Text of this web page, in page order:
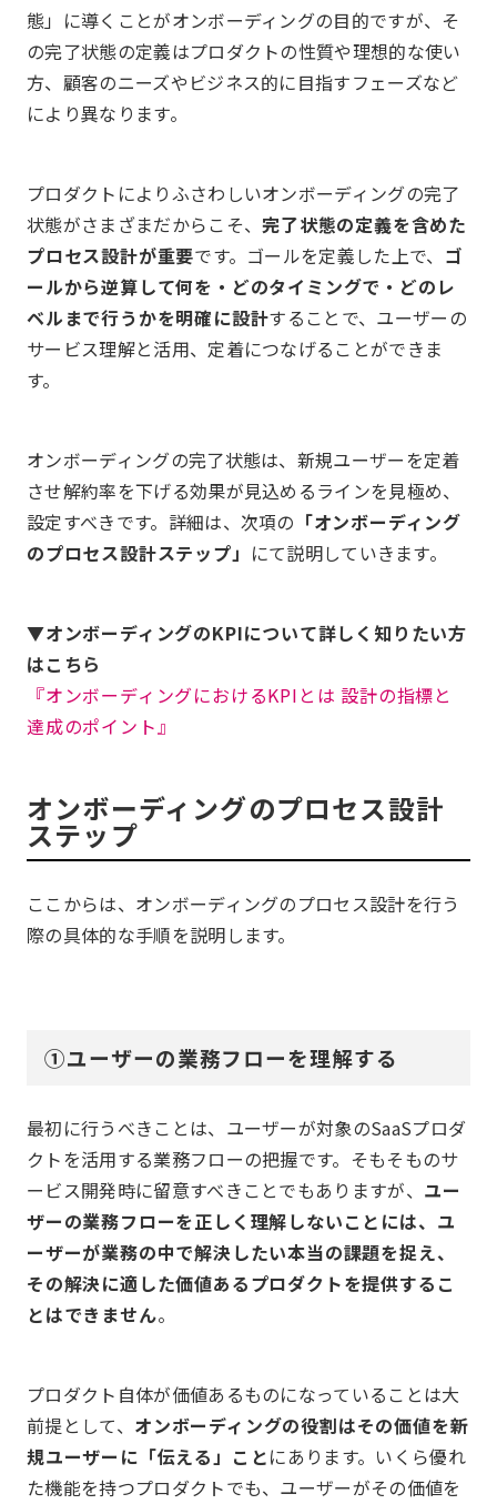
態」に導くことがオンボーディングの目的ですが、そ
の完了状態の定義はプロダクトの性質や理想的な使い
方、顧客のニーズやビジネス的に目指すフェーズなど
により異なります。
プロダクトによりふさわしいオンボーディングの完了
状態がさまざまだからこそ、完了状態の定義を含めた
プロセス設計が重要です。ゴールを定義した上で、 ゴ
ールから逆算して何を・どのタイミングで・どのレ
ベルまで行うかを明確に設計することで、ユーザーの
サービス理解と活用、定着につなげることができま
す。
オンボーディングの完了状態は、新規ユーザーを定着
させ解約率を下げる効果が見込めるラインを見極め、
設定すべきです。詳細は、次項の 「オンボーディング
のプロセス設計ステップ」 にて説明していきます。
▼オンボーディングのKPIについて詳しく知りたい方
はこちら
『オンボーディングにおけるKPIとは 設計の指標と
達成のポイント』
オンボーディングのプロセス設計
ステップ
ここからは、オンボーディングのプロセス設計を行う
際の具体的な手順を説明します。
①ユーザーの業務フローを理解する
最初に行うべきことは、ユーザーが対象のSaaSプロダ
クトを活用する業務フローの把握です。そもそものサ
ービス開発時に留意すべきことでもありますが、 ユー
ザーの業務フローを正しく理解しないことには、ユ
ーザーが業務の中で解決したい本当の課題を捉え、
その解決に適した価値あるプロダクトを提供するこ
とはできません。
プロダクト自体が価値あるものになっていることは大
前提として、 オンボーディングの役割はその価値を新
規ユーザーに「伝える」ことにあります。いくら優れ
た機能を持つプロダクトでも、ユーザーがその価値を